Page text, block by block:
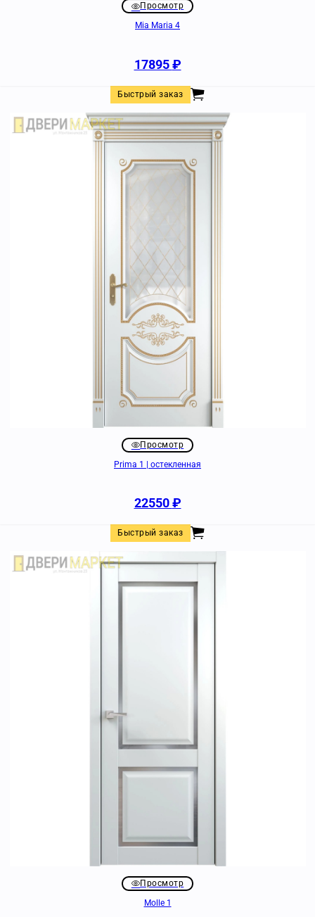
Просмотр
Mia Maria 4
17895₽
Быстрый заказ
Просмотр
Prima 1 | остекленная
22550₽
Быстрый заказ
Просмотр
Molle 1